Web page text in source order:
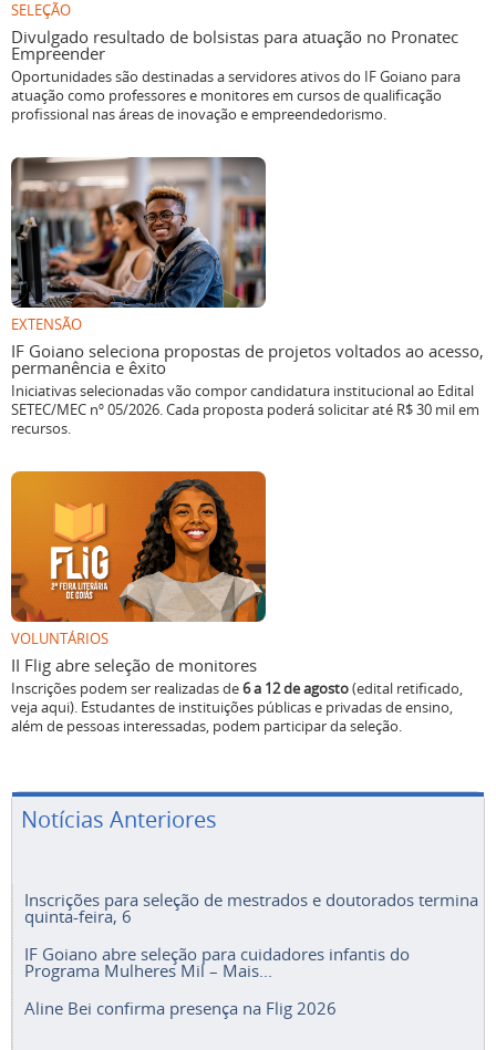
SELEÇÃO
Divulgado resultado de bolsistas para atuação no Pronatec
Empreender
Oportunidades são destinadas a servidores ativos do IF Goiano para
atuação como professores e monitores em cursos de qualificação
profissional nas áreas de inovação e empreendedorismo.
EXTENSÃO
IF Goiano seleciona propostas de projetos voltados ao acesso,
permanência e êxito
Iniciativas selecionadas vão compor candidatura institucional ao Edital
SETEC/MEC nº 05/2026. Cada proposta poderá solicitar até R$ 30 mil em
recursos.
VOLUNTÁRIOS
II Flig abre seleção de monitores
Inscrições podem ser realizadas de6 a 12 de agosto(edital retificado,
veja aqui). Estudantes de instituições públicas e privadas de ensino,
além de pessoas interessadas, podem participar da seleção.
Notícias Anteriores
Inscrições para seleção de mestrados e doutorados termina
quinta-feira, 6
IF Goiano abre seleção para cuidadores infantis do
Programa Mulheres Mil – Mais...
Aline Bei confirma presença na Flig 2026